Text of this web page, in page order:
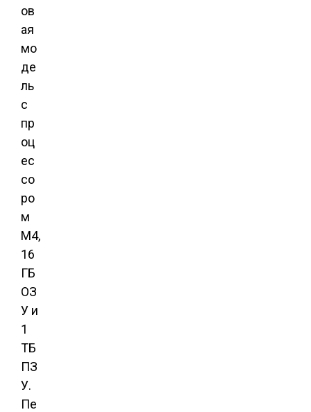
ов
ая
мо
де
ль
с
пр
оц
ес
со
ро
м
M4,
16
ГБ
ОЗ
У и
1
ТБ
ПЗ
У.
Пе